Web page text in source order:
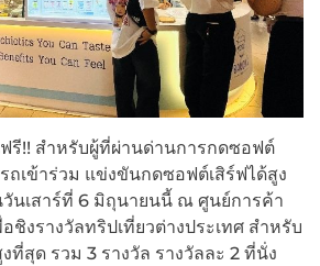
รี!! สำหรับผู้ที่ผ่านด่านการกดซอฟต์
ถเข้าร่วม แข่งขันกดซอฟต์เสิร์ฟได้สูง
นเสาร์ที่ 6 มิถุนายนนี้ ณ ศูนย์การค้า
อชิงรางวัลทริปเที่ยวต่างประเทศ สำหรับ
ที่สุด รวม 3 รางวัล รางวัลละ 2 ที่นั่ง